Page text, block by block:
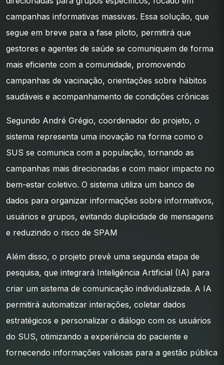
campanhas informativas massivas. Essa solução, que
segue em breve para a fase piloto, permitirá que
gestores e agentes de saúde se comuniquem de forma
mais eficiente com a comunidade, promovendo
campanhas de vacinação, orientações sobre hábitos
saudáveis e acompanhamento de condições crônicas
Segundo André Grégio, coordenador do projeto, o
sistema representa uma inovação na forma como o
SUS se comunica com a população, tornando as
campanhas mais direcionadas e com maior impacto no
bem-estar coletivo. O sistema utiliza um banco de
dados para organizar informações sobre informativos,
usuários e grupos, evitando duplicidade de mensagens
e reduzindo o risco de SPAM
Além disso, o projeto prevê uma segunda etapa de
pesquisa, que integrará Inteligência Artificial (IA) para
criar um sistema de comunicação individualizada. A IA
permitirá automatizar interações, coletar dados
estratégicos e personalizar o diálogo com os usuários
do SUS, otimizando a experiência do paciente e
fornecendo informações valiosas para a gestão pública